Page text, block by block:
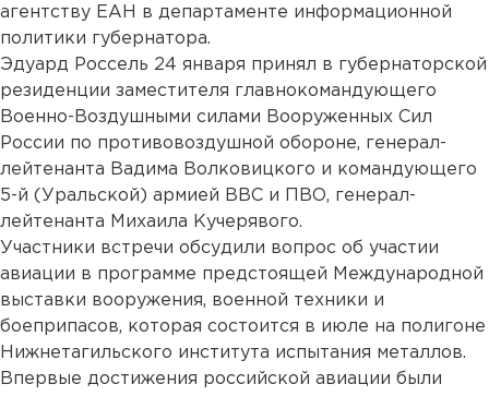
агентству ЕАН в департаменте информационной
политики губернатора.
Эдуард Россель 24 января принял в губернаторской
резиденции заместителя главнокомандующего
Военно-Воздушными силами Вооруженных Сил
России по противовоздушной обороне, генерал-
лейтенанта Вадима Волковицкого и командующего
5-й (Уральской) армией ВВС и ПВО, генерал-
лейтенанта Михаила Кучерявого.
Участники встречи обсудили вопрос об участии
авиации в программе предстоящей Международной
выставки вооружения, военной техники и
боеприпасов, которая состоится в июле на полигоне
Нижнетагильского института испытания металлов.
Впервые достижения российской авиации были